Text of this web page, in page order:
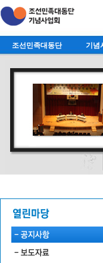
조선민족대동단 기념